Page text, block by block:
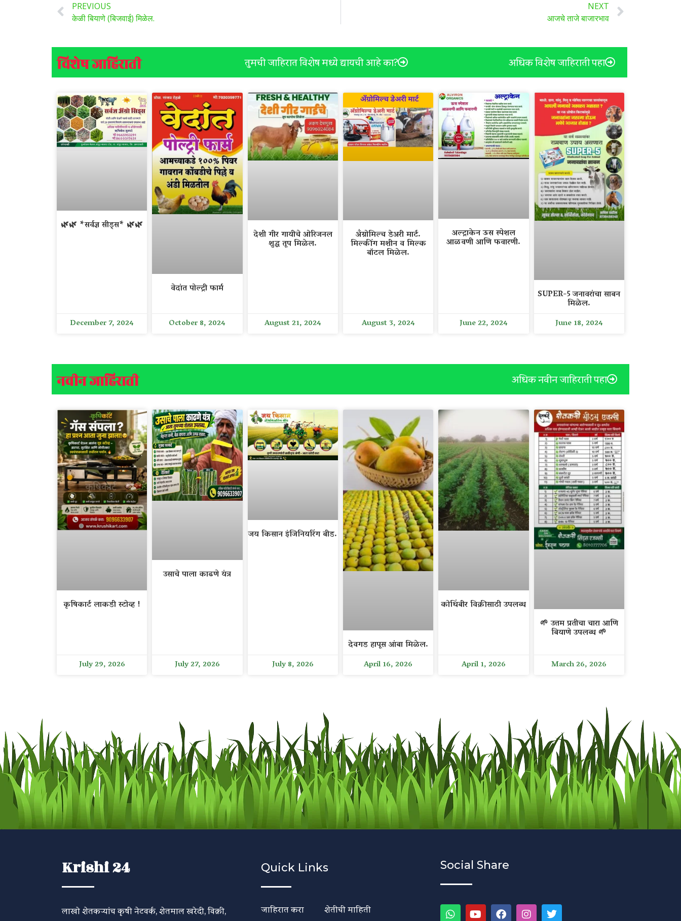
PREVIOUS
केळी बियाणे (बिजवाई) मिळेल.
NEXT
आजचे ताजे बाजारभाव
विशेष जाहिराती तुमची जाहिरात विशेष मध्ये द्यायची आहे का? अधिक विशेष जाहिराती पहा
🌿🌿 *सर्वज्ञ सीड्स* 🌿🌿
December 7, 2024
वेदांत पोल्ट्री फार्म
October 8, 2024
देशी गीर गायीचे ओरिजनल
शुद्ध तूप मिळेल.
August 21, 2024
अँग्रोमिल्च डेअरी मार्ट.
मिल्कींग मशीन व मिल्क
बॉटल मिळेल.
August 3, 2024
अल्ट्राकेन ऊस स्पेशल
आळवणी आणि फवारणी.
June 22, 2024
SUPER-5 जनावरांचा साबन
मिळेल.
June 18, 2024
नवीन जाहिराती अधिक नवीन जाहिराती पहा
कृषिकार्ट लाकडी स्टोव्ह !
July 29, 2026
उसाचे पाला काढणे यंत्र
July 27, 2026
जय किसान इंजिनियरिंग बीड.
July 8, 2026
देवगड हापूस आंबा मिळेल.
April 16, 2026
कोथिंबीर विक्रीसाठी उपलब्ध
April 1, 2026
🌱 उत्तम प्रतीचा चारा आणि
बियाणे उपलब्ध 🌱
March 26, 2026
Krishi 24
लाखो शेतकऱ्यांच कृषी नेटवर्क, शेतमाल खरेदी, विक्री,
Quick Links
जाहिरात करा शेतीची माहिती
Social Share